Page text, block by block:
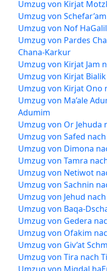
Umzug von Kirjat
Umzug von
Umzug von Nof
Umzug von Pardes
Chana-Karkur
Umzug von Kirjat Jam
Umzug von Kirjat
Umzug von Kirjat Ono
Umzug von Ma’ale
Adumim
Umzug von Or Jehuda
Umzug von Safed
Umzug von Dimona
Umzug von Tamra
Umzug von Netiwot
Umzug von Sachnin
Umzug von Jehud nach
Umzug von Baqa-
Umzug von Gedera
Umzug von Ofakim
Umzug von Giv’at
Umzug von Tira nach